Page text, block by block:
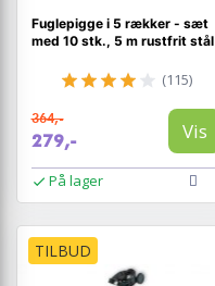
Fuglepigge i 5 rækker - sæt
med 10 stk., 5 m rustfrit stål
(115)
364,-
279,- Vis
På lager
TILBUD